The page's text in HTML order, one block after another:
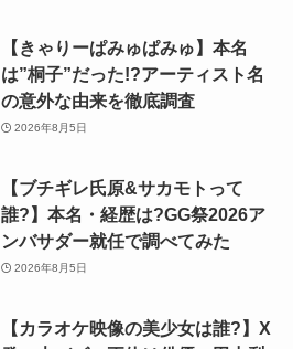
【きゃりーぱみゅぱみゅ】本名
は”桐子”だった!?アーティスト名
の意外な由来を徹底調査
2026年8月5日
【ブチギレ氏原&サカモトって
誰?】本名・経歴は?GG祭2026ア
ンバサダー就任で調べてみた
2026年8月5日
【カラオケ映像の美少女は誰?】X